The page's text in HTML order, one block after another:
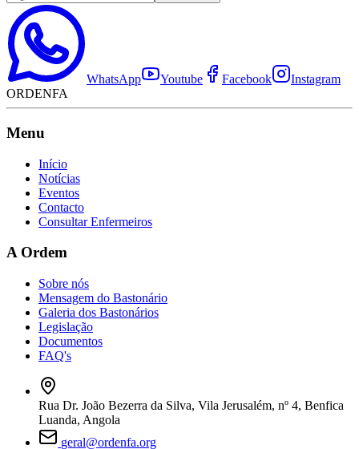
WhatsApp Youtube Facebook
Instagram
ORDENFA
Menu
Início
Notícias
Eventos
Contacto
Consultar Enfermeiros
A Ordem
Sobre nós
Mensagem do Bastonário
Galeria dos Bastonários
Legislação
Documentos
FAQ's
Rua Dr. João Bezerra da Silva, Vila Jerusalém, nº 4, Benfica
Luanda, Angola
geral@ordenfa.org